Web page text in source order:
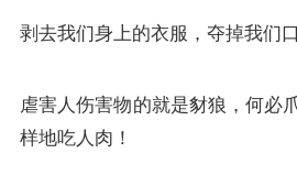
剥去我们身上的衣服，夺掉我们
虐害人伤害物的就是豺狼，何必
样地吃人肉！